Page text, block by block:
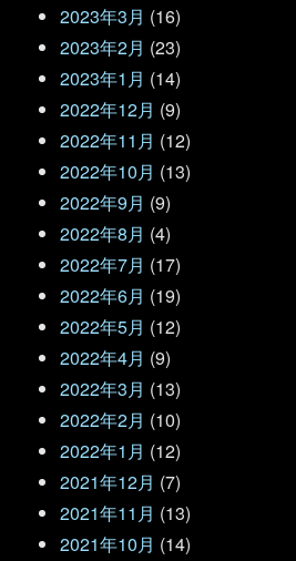
2023年3月 (16)
2023年2月 (23)
2023年1月 (14)
2022年12月 (9)
2022年11月 (12)
2022年10月 (13)
2022年9月 (9)
2022年8月 (4)
2022年7月 (17)
2022年6月 (19)
2022年5月 (12)
2022年4月 (9)
2022年3月 (13)
2022年2月 (10)
2022年1月 (12)
2021年12月 (7)
2021年11月 (13)
2021年10月 (14)